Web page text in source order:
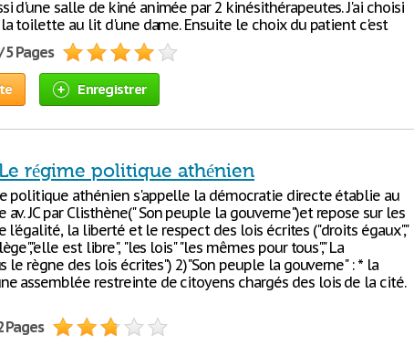
d'une salle de kiné animée par 2 kinésithérapeutes. J'ai choisi
toilette au lit d'une dame. Ensuite le choix du patient c'est
5 Pages
Enregistrer
régime politique athénien
politique athénien s'appelle la démocratie directe établie au
av. JC par Clisthène(" Son peuple la gouverne")et repose sur les
l'égalité, la liberté et le respect des lois écrites ("droits égaux","
est libre", "les lois" "les mêmes pour tous"," La
le règne des lois écrites") 2)"Son peuple la gouverne" : * la
assemblée restreinte de citoyens chargés des lois de la cité.
Pages